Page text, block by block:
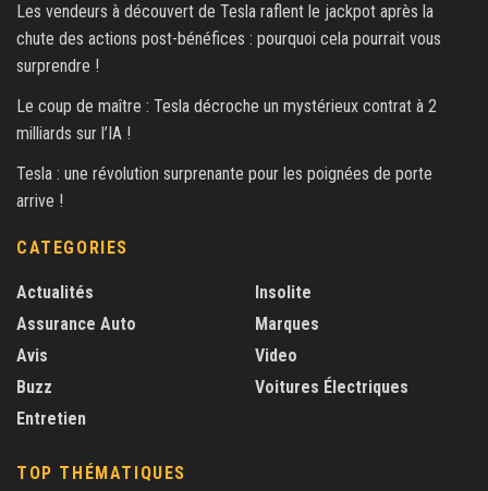
Les vendeurs à découvert de Tesla raflent le jackpot après la
chute des actions post-bénéfices : pourquoi cela pourrait vous
surprendre !
Le coup de maître : Tesla décroche un mystérieux contrat à 2
milliards sur l’IA !
Tesla : une révolution surprenante pour les poignées de porte
arrive !
CATEGORIES
Actualités
Assurance Auto
Avis
Buzz
Entretien
Insolite
Marques
Video
Voitures Électriques
TOP THÉMATIQUES